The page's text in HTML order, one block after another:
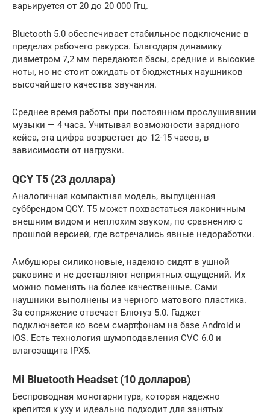
варьируется от 20 до 20 000 Ггц.
Bluetooth 5.0 обеспечивает стабильное подключение в
пределах рабочего ракурса. Благодаря динамику
диаметром 7,2 мм передаются басы, средние и высокие
ноты, но не стоит ожидать от бюджетных наушников
высочайшего качества звучания.
Среднее время работы при постоянном прослушивании
музыки — 4 часа. Учитывая возможности зарядного
кейса, эта цифра возрастает до 12-15 часов, в
зависимости от нагрузки.
QCY T5 (23 доллара)
Аналогичная компактная модель, выпущенная
суббрендом QCY. T5 может похвастаться лаконичным
внешним видом и неплохим звуком, по сравнению с
прошлой версией, где встречались явные недоработки.
Амбушюры силиконовые, надежно сидят в ушной
раковине и не доставляют неприятных ощущений. Их
можно поменять на более качественные. Сами
наушники выполнены из черного матового пластика.
За сопряжение отвечает Блютуз 5.0. Гаджет
подключается ко всем смартфонам на базе Android и
iOS. Есть технология шумоподавления CVC 6.0 и
влагозащита IPX5.
Mi Bluetooth Headset (10 долларов)
Беспроводная моногарнитура, которая надежно
крепится к уху и идеально подходит для занятых